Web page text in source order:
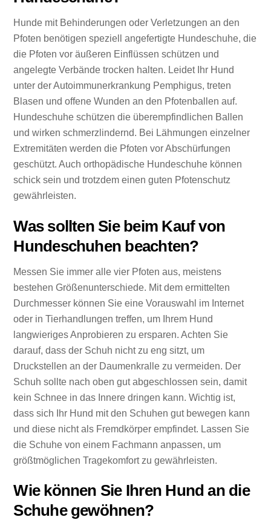
Hunde mit Behinderungen oder Verletzungen an den
Pfoten benötigen speziell angefertigte Hundeschuhe, die
die Pfoten vor äußeren Einflüssen schützen und
angelegte Verbände trocken halten. Leidet Ihr Hund
unter der Autoimmunerkrankung Pemphigus, treten
Blasen und offene Wunden an den Pfotenballen auf.
Hundeschuhe schützen die überempfindlichen Ballen
und wirken schmerzlindernd. Bei Lähmungen einzelner
Extremitäten werden die Pfoten vor Abschürfungen
geschützt. Auch orthopädische Hundeschuhe können
schick sein und trotzdem einen guten Pfotenschutz
gewährleisten.
Was sollten Sie beim Kauf von
Hundeschuhen beachten?
Messen Sie immer alle vier Pfoten aus, meistens
bestehen Größenunterschiede. Mit dem ermittelten
Durchmesser können Sie eine Vorauswahl im Internet
oder in Tierhandlungen treffen, um Ihrem Hund
langwieriges Anprobieren zu ersparen. Achten Sie
darauf, dass der Schuh nicht zu eng sitzt, um
Druckstellen an der Daumenkralle zu vermeiden. Der
Schuh sollte nach oben gut abgeschlossen sein, damit
kein Schnee in das Innere dringen kann. Wichtig ist,
dass sich Ihr Hund mit den Schuhen gut bewegen kann
und diese nicht als Fremdkörper empfindet. Lassen Sie
die Schuhe von einem Fachmann anpassen, um
größtmöglichen Tragekomfort zu gewährleisten.
Wie können Sie Ihren Hund an die
Schuhe gewöhnen?